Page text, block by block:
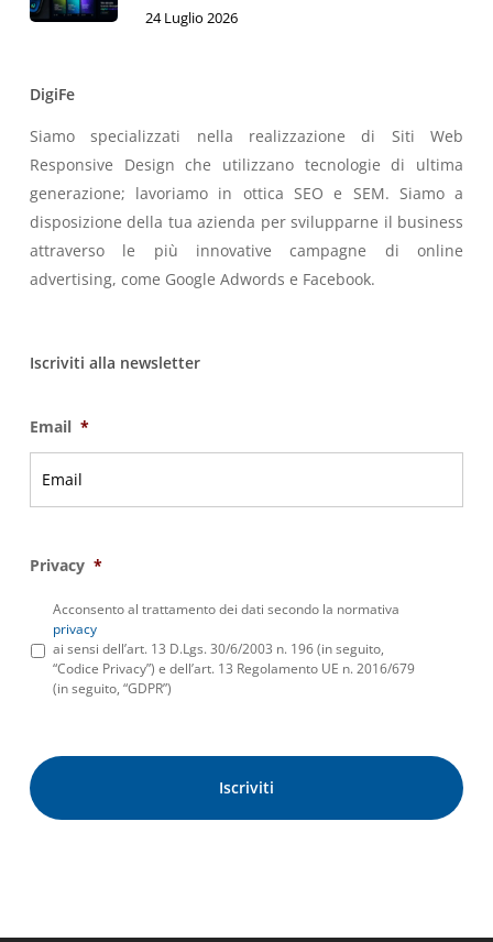
24 Luglio 2026
DigiFe
Siamo specializzati nella realizzazione di Siti Web
Responsive Design che utilizzano tecnologie di ultima
generazione; lavoriamo in ottica SEO e SEM. Siamo a
disposizione della tua azienda per svilupparne il business
attraverso le più innovative campagne di online
advertising, come Google Adwords e Facebook.
Iscriviti alla newsletter
Email *
Privacy *
Acconsento al trattamento dei dati secondo la normativa
privacy
ai sensi dell’art. 13 D.Lgs. 30/6/2003 n. 196 (in seguito,
“Codice Privacy”) e dell’art. 13 Regolamento UE n. 2016/679
(in seguito, “GDPR”)